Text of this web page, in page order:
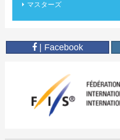
マスターズ
| Facebook